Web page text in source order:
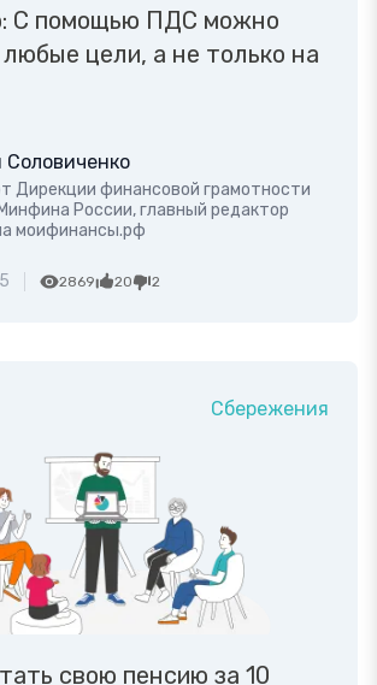
С помощью ПДС можно
любые цели, а не только на
Соловиченко
Дирекции финансовой грамотности
России, главный редактор
моифинансы.рф
2869 20 2
Сбережения
свою пенсию за 10